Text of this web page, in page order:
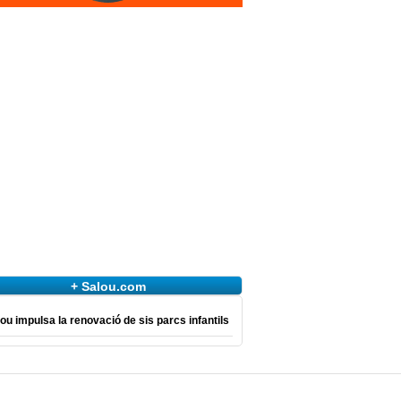
+ Salou.com
impulsa la renovació de sis parcs infantils